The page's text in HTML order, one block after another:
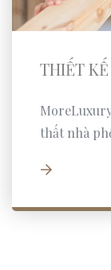
THIẾT
thất nhà